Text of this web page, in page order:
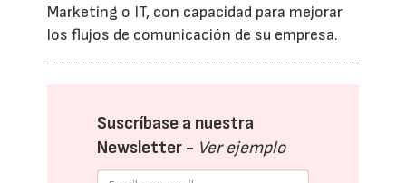
Marketing o IT, con capacidad para mejorar
los flujos de comunicación de su empresa.
Suscríbase a nuestra
Newsletter - Ver ejemplo